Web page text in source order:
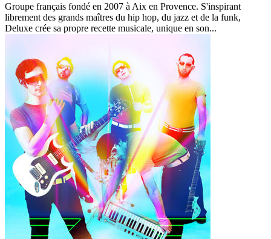
Groupe français fondé en 2007 à Aix en Provence. S'inspirant
librement des grands maîtres du hip hop, du jazz et de la funk,
Deluxe crée sa propre recette musicale, unique en son...